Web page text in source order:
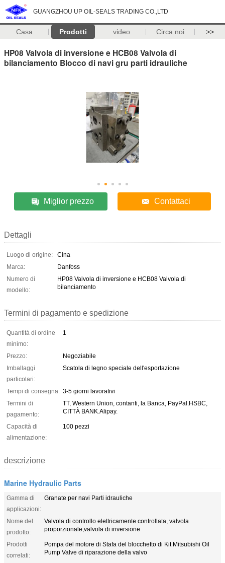
GUANGZHOU UP OIL-SEALS TRADING CO.,LTD
Casa Prodotti video Circa noi >>
HP08 Valvola di inversione e HCB08 Valvola di
bilanciamento Blocco di navi gru parti idrauliche
Miglior prezzo Contattaci
Dettagli
Luogo di origine:
Cina
Marca:
Danfoss
Numero di
modello:
HP08 Valvola di inversione e HCB08 Valvola di
bilanciamento
Termini di pagamento e spedizione
Quantità di ordine
minimo:
1
Prezzo:
Negoziabile
Imballaggi
particolari:
Scatola di legno speciale dell'esportazione
Tempi di consegna: 3-5 giorni lavorativi
Termini di
pagamento:
TT, Western Union, contanti, la Banca, PayPal.HSBC,
CITTÀ BANK.Alipay.
Capacità di
alimentazione:
100 pezzi
descrizione
Marine Hydraulic Parts
Gamma di
applicazioni:
Granate per navi Parti idrauliche
Nome del
prodotto:
Valvola di controllo elettricamente controllata, valvola
proporzionale,valvola di inversione
Prodotti
correlati:
Pompa del motore di Stafa del blocchetto di Kit Mitsubishi Oil
Pump Valve di riparazione della valvo